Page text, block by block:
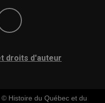
droits d'auteur
© Histoire du Québec et du